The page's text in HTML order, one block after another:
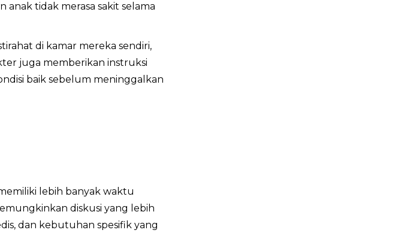
tidak merasa sakit selama
di kamar mereka sendiri,
juga memberikan instruksi
baik sebelum meninggalkan
lebih banyak waktu
diskusi yang lebih
dan kebutuhan spesifik yang